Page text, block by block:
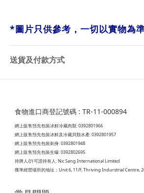
*圖片只供參考，一切以實物為
送貨及付款方式
食物進口商登記號碼 : TR-11-000894
網上販售預先包裝冰鮮冷藏肉類: 0392801966
網上販售預先包裝冰鮮及冷藏貝類水產: 0392801957
網上販售預先包裝刺身: 0392801948
網上販售預先包裝生蠔: 0392802695
持牌人/許可證持有人: Nic Sang International Limited
獲準經營場所的地址： Unit 6, 11/F, Thriving Indurstrial Centre,